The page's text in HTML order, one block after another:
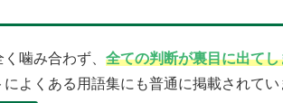
噛み合わず、 全ての判断が裏目に出て
よくある用語集にも普通に掲載されてい